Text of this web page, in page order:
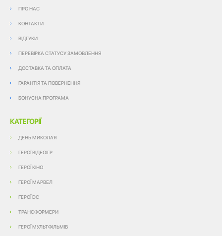
ПРО НАС
КОНТАКТИ
ВІДГУКИ
ПЕРЕВІРКА СТАТУСУ ЗАМОВЛЕННЯ
ДОСТАВКА ТА ОПЛАТА
ГАРАНТІЯ ТА ПОВЕРНЕННЯ
БОНУСНА ПРОГРАМА
КАТЕГОРІЇ
ДЕНЬ МИКОЛАЯ
ГЕРОЇ ВІДЕОІГР
ГЕРОЇ КІНО
ГЕРОЇ МАРВЕЛ
ГЕРОЇ DC
ТРАНСФОРМЕРИ
ГЕРОЇ МУЛЬТФІЛЬМІВ